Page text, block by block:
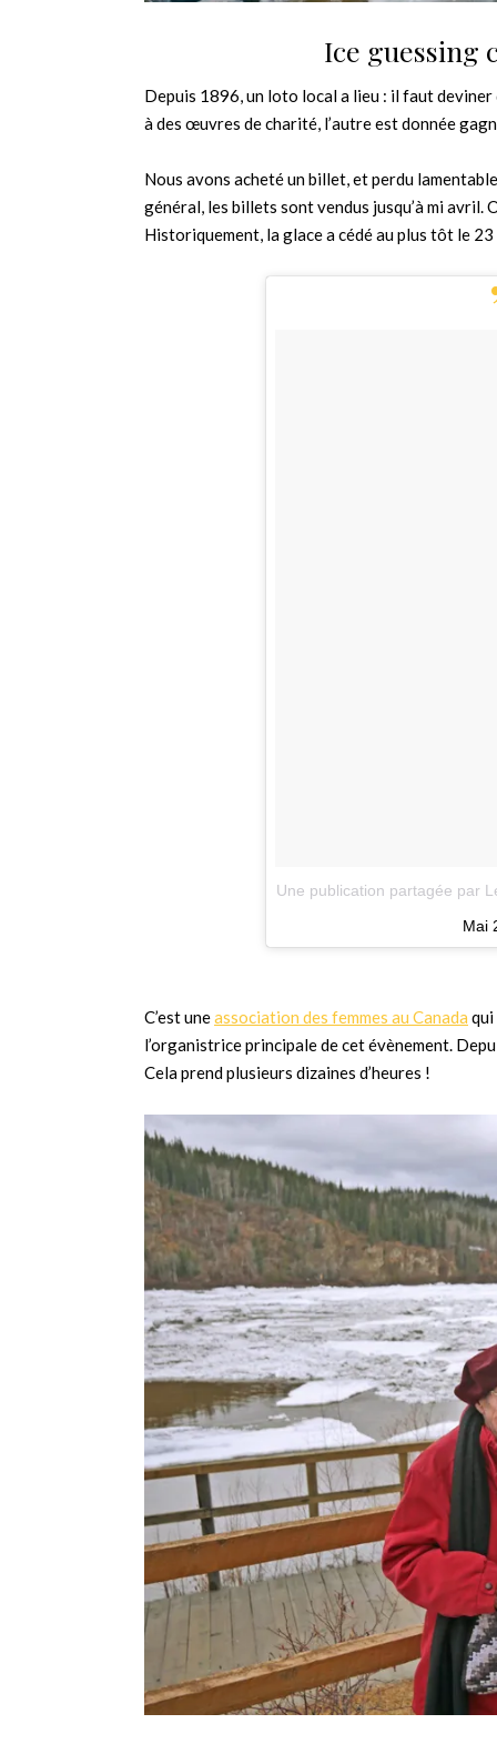
Ice guessing
Depuis 1896, un loto local a lieu : il faut
à des œuvres de charité, l’autre est donnée
Nous avons acheté un billet, et perdu
général, les billets sont vendus jusqu’à mi avril.
Historiquement, la glace a cédé au plus tôt le
Une publication partagée par
Mai
C’est uneassociation des femmes au Canada qui
l’organistrice principale de cet évènement.
Cela prend plusieurs dizaines d’heures !